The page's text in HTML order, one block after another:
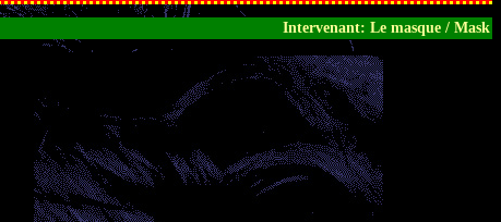
Intervenant: Le masque / Mask